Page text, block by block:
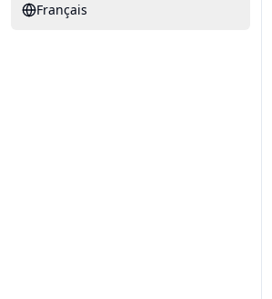
Français